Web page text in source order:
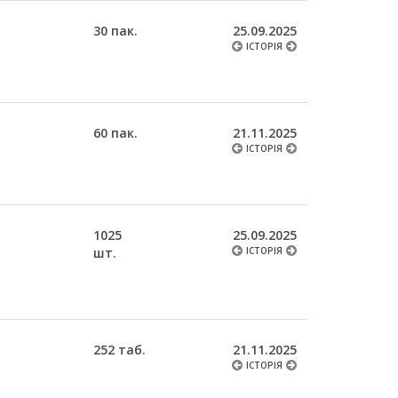
30 пак. 25.09.2025
ІСТОРІЯ
60 пак. 21.11.2025
ІСТОРІЯ
1025
шт.
25.09.2025
ІСТОРІЯ
252 таб. 21.11.2025
ІСТОРІЯ